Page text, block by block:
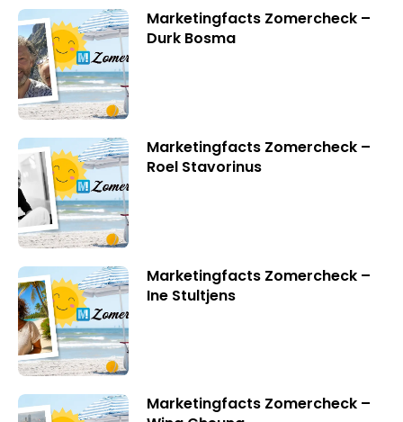
Marketingfacts Zomercheck –
Durk Bosma
Marketingfacts Zomercheck –
Roel Stavorinus
Marketingfacts Zomercheck –
Ine Stultjens
Marketingfacts Zomercheck –